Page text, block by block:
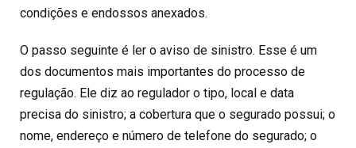
condições e endossos anexados.
O passo seguinte é ler o aviso de sinistro. Esse é um
dos documentos mais importantes do processo de
regulação. Ele diz ao regulador o tipo, local e data
precisa do sinistro; a cobertura que o segurado possui; o
nome, endereço e número de telefone do segurado; o